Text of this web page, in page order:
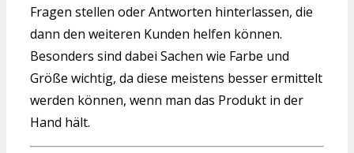
Fragen stellen oder Antworten hinterlassen, die
dann den weiteren Kunden helfen können.
Besonders sind dabei Sachen wie Farbe und
Größe wichtig, da diese meistens besser ermittelt
werden können, wenn man das Produkt in der
Hand hält.